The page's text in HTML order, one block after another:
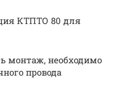
КТПТО 80 для
монтаж, необходимо
провода